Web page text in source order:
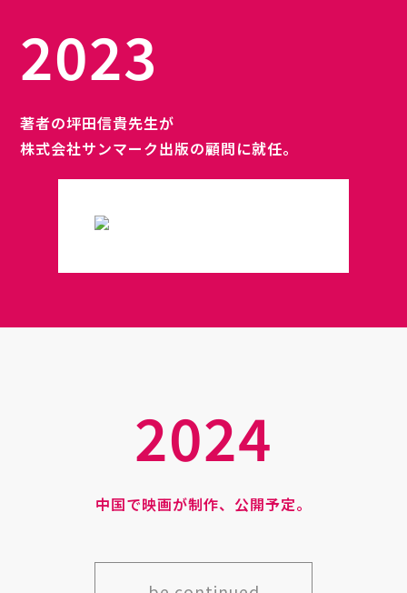
2023
著者の坪田信貴先生が
株式会社サンマーク出版の顧問に就任。
2024
中国で映画が制作、公開予定。